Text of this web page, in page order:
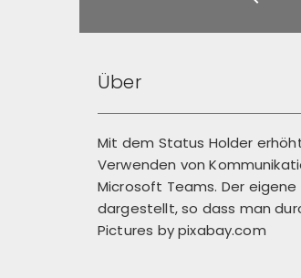
Über
Mit dem Status Holder
Verwenden von
Microsoft Teams. Der
dargestellt, so dass man
Pictures bypixabay.com